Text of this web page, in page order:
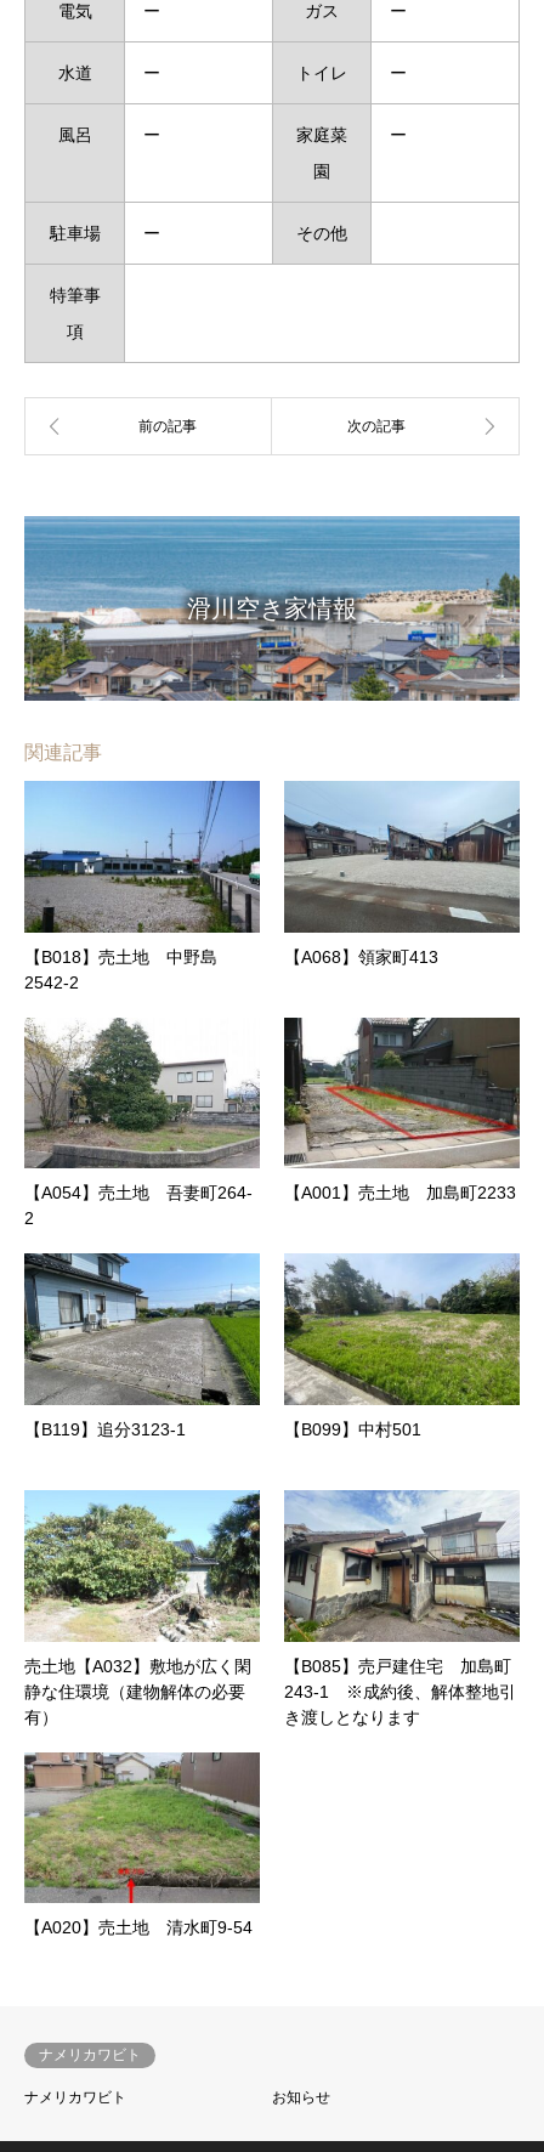
電気 ー ガス ー
水道 ー トイレ ー
風呂 ー
家庭菜
園
ー
駐車場 ー その他
特筆事
項
滑川空き家情報
関連記事
【B018】売土地 中野島
2542‐2
【A068】領家町413
【A054】売土地 吾妻町264‐
2
【A001】売土地 加島町2233
【B119】追分3123-1 【B099】中村501
売土地【A032】敷地が広く閑
静な住環境（建物解体の必要
有）
【B085】売戸建住宅 加島町
243‐1 ※成約後、解体整地引
き渡しとなります
【A020】売土地 清水町9‐54
ナメリカワビト
ナメリカワビト お知らせ